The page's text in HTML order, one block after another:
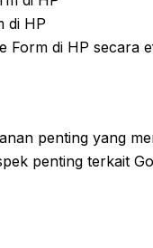
di HP
Form di HP secara
penting yang
penting terkait